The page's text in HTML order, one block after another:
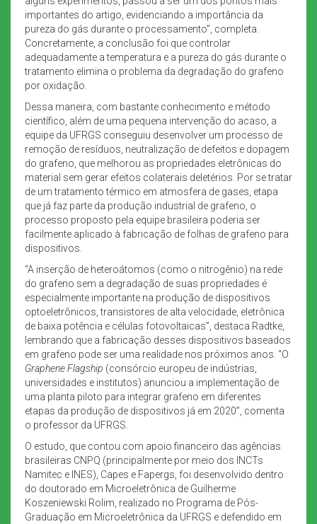
importantes do artigo, evidenciando a importância da
pureza do gás durante o processamento”, completa.
Concretamente, a conclusão foi que controlar
adequadamente a temperatura e a pureza do gás durante o
tratamento elimina o problema da degradação do grafeno
por oxidação.
Dessa maneira, com bastante conhecimento e método
científico, além de uma pequena intervenção do acaso, a
equipe da UFRGS conseguiu desenvolver um processo de
remoção de resíduos, neutralização de defeitos e dopagem
do grafeno, que melhorou as propriedades eletrônicas do
material sem gerar efeitos colaterais deletérios. Por se tratar
de um tratamento térmico em atmosfera de gases, etapa
que já faz parte da produção industrial de grafeno, o
processo proposto pela equipe brasileira poderia ser
facilmente aplicado à fabricação de folhas de grafeno para
dispositivos.
“A inserção de heteroátomos (como o nitrogênio) na rede
do grafeno sem a degradação de suas propriedades é
especialmente importante na produção de dispositivos
optoeletrônicos, transistores de alta velocidade, eletrônica
de baixa potência e células fotovoltaicas”, destaca Radtke,
lembrando que a fabricação desses dispositivos baseados
em grafeno pode ser uma realidade nos próximos anos. “O
Graphene Flagship (consórcio europeu de indústrias,
universidades e institutos) anunciou a implementação de
uma planta piloto para integrar grafeno em diferentes
etapas da produção de dispositivos já em 2020”, comenta
o professor da UFRGS.
O estudo, que contou com apoio financeiro das agências
brasileiras CNPQ (principalmente por meio dos INCTs
Namitec e INES), Capes e Fapergs, foi desenvolvido dentro
do doutorado em Microeletrônica de Guilherme
Koszeniewski Rolim, realizado no Programa de Pós-
Graduação em Microeletrônica da UFRGS e defendido em